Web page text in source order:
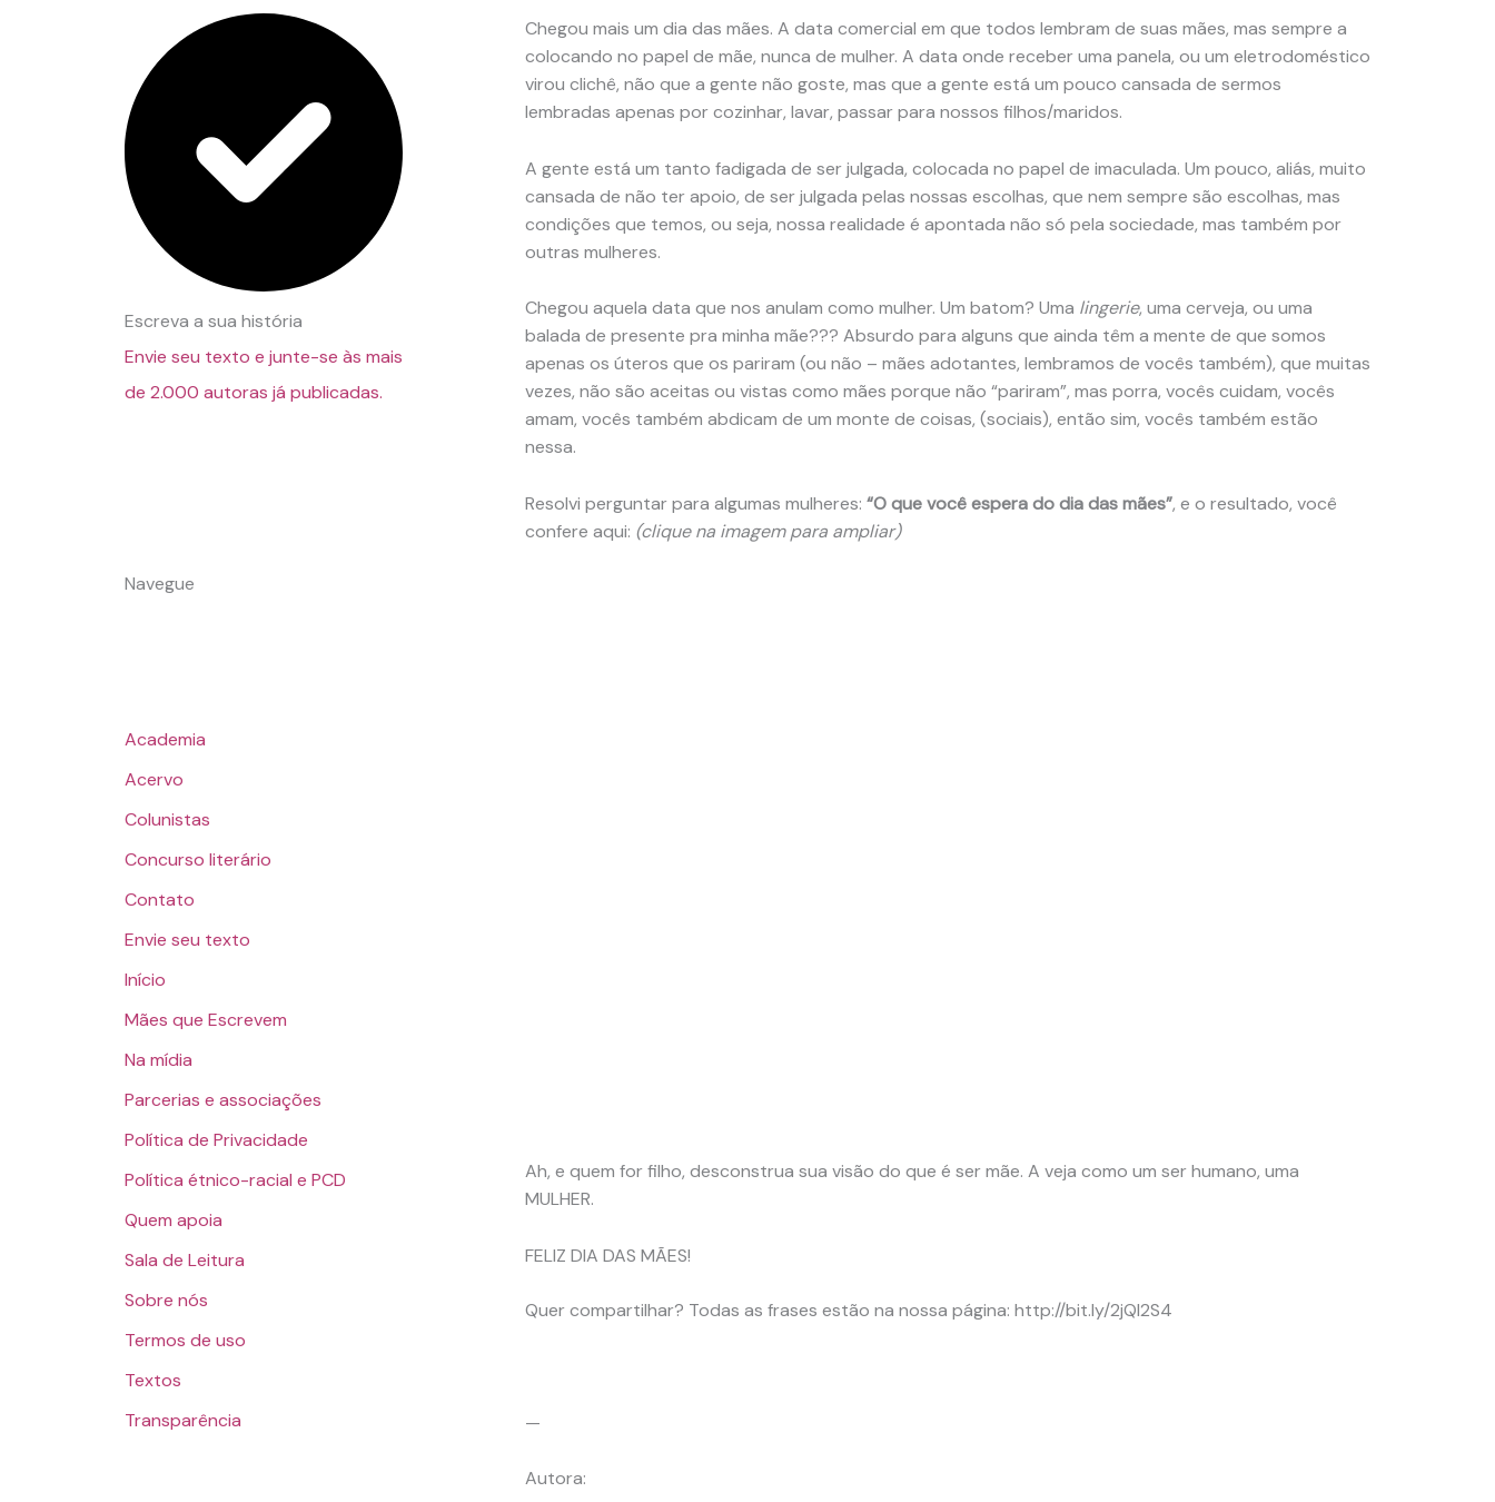
Escreva a sua história
Envie seu texto e junte-se às mais
de 2.000 autoras já publicadas.
Navegue
Academia
Acervo
Colunistas
Concurso literário
Contato
Envie seu texto
Início
Mães que Escrevem
Na mídia
Parcerias e associações
Política de Privacidade
Política étnico-racial e PCD
Quem apoia
Sala de Leitura
Sobre nós
Termos de uso
Textos
Transparência
Chegou mais um dia das mães. A data comercial em que todos lembram de suas mães, mas sempre a
colocando no papel de mãe, nunca de mulher. A data onde receber uma panela, ou um eletrodoméstico
virou clichê, não que a gente não goste, mas que a gente está um pouco cansada de sermos
lembradas apenas por cozinhar, lavar, passar para nossos filhos/maridos.
A gente está um tanto fadigada de ser julgada, colocada no papel de imaculada. Um pouco, aliás, muito
cansada de não ter apoio, de ser julgada pelas nossas escolhas, que nem sempre são escolhas, mas
condições que temos, ou seja, nossa realidade é apontada não só pela sociedade, mas também por
outras mulheres.
Chegou aquela data que nos anulam como mulher. Um batom? Uma lingerie, uma cerveja, ou uma
balada de presente pra minha mãe??? Absurdo para alguns que ainda têm a mente de que somos
apenas os úteros que os pariram (ou não – mães adotantes, lembramos de vocês também), que muitas
vezes, não são aceitas ou vistas como mães porque não “pariram”, mas porra, vocês cuidam, vocês
amam, vocês também abdicam de um monte de coisas, (sociais), então sim, vocês também estão
nessa.
Resolvi perguntar para algumas mulheres: “O que você espera do dia das mães”, e o resultado, você
confere aqui: (clique na imagem para ampliar)
Ah, e quem for filho, desconstrua sua visão do que é ser mãe. A veja como um ser humano, uma
MULHER.
FELIZ DIA DAS MÃES!
Quer compartilhar? Todas as frases estão na nossa página: http://bit.ly/2jQl2S4
—
Autora: